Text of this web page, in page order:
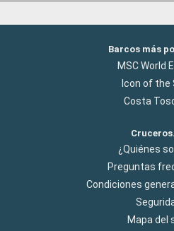
Barcos más
MSC World
Icon of the
Costa
¿Quiénes
Preguntas
Condiciones
Mapa del